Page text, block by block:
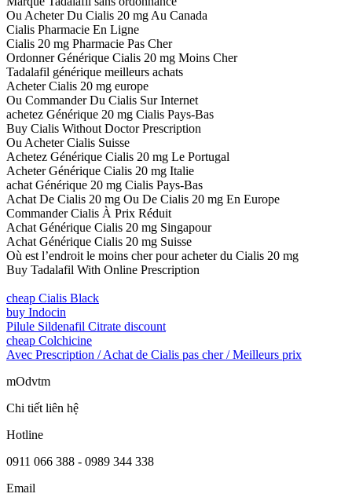
Ou Acheter Du Cialis 20 mg Au Canada
Cialis Pharmacie En Ligne
Cialis 20 mg Pharmacie Pas Cher
Ordonner Générique Cialis 20 mg Moins Cher
Tadalafil générique meilleurs achats
Acheter Cialis 20 mg europe
Ou Commander Du Cialis Sur Internet
achetez Générique 20 mg Cialis Pays-Bas
Buy Cialis Without Doctor Prescription
Ou Acheter Cialis Suisse
Achetez Générique Cialis 20 mg Le Portugal
Acheter Générique Cialis 20 mg Italie
achat Générique 20 mg Cialis Pays-Bas
Achat De Cialis 20 mg Ou De Cialis 20 mg En Europe
Commander Cialis À Prix Réduit
Achat Générique Cialis 20 mg Singapour
Achat Générique Cialis 20 mg Suisse
Où est l’endroit le moins cher pour acheter du Cialis 20 mg
Buy Tadalafil With Online Prescription
cheap Cialis Black
buy Indocin
Pilule Sildenafil Citrate discount
cheap Colchicine
Avec Prescription / Achat de Cialis pas cher / Meilleurs prix
mOdvtm
Chi tiết liên hệ
Hotline
0911 066 388 - 0989 344 338
Email